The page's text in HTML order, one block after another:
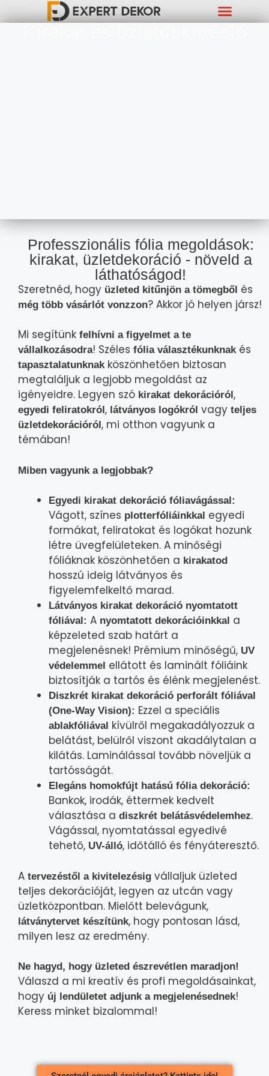
Professzionális fólia megoldások:
kirakat, üzletdekoráció - növeld a
láthatóságod!
Szeretnéd, hogy üzleted kitűnjön a tömegből és
még több vásárlót vonzzon? Akkor jó helyen jársz!
Mi segítünk felhívni a figyelmet a te
vállalkozásodra! Széles fólia választékunknakés
tapasztalatunknakköszönhetően biztosan
megtaláljuk a legjobb megoldást az
igényeidre. Legyen szó kirakat dekorációról,
egyedi feliratokról, látványos logókról vagy teljes
üzletdekorációról, mi otthon vagyunk a
témában!
Miben vagyunk a legjobbak?
Egyedi kirakat dekoráció fóliavágással:
Vágott, színes plotterfóliáinkkal egyedi
formákat, feliratokat és logókat hozunk
létre üvegfelületeken. A minőségi
fóliáknak köszönhetően a kirakatod
hosszú ideig látványos és
figyelemfelkeltő marad.
Látványos kirakat dekoráció nyomtatott
fóliával: A nyomtatott dekorációinkkal a
képzeleted szab határt a
megjelenésnek! Prémium minőségű, UV
védelemmel ellátott és laminált fóliáink
biztosítják a tartós és élénk megjelenést.
Diszkrét kirakat dekoráció perforált fóliával
(One-Way Vision): Ezzel a speciális
ablakfóliával kívülről megakadályozzuk a
belátást, belülről viszont akadálytalan a
kilátás. Laminálással tovább növeljük a
tartósságát.
Elegáns homokfújt hatású fólia dekoráció:
Bankok, irodák, éttermek kedvelt
választása a diszkrét belátásvédelemhez.
Vágással, nyomtatással egyedivé
tehető, UV-álló, időtálló és fényáteresztő.
A tervezéstől a kivitelezésig vállaljuk üzleted
teljes dekorációját, legyen az utcán vagy
üzletközpontban. Mielőtt belevágunk,
látványtervet készítünk, hogy pontosan lásd,
milyen lesz az eredmény.
Ne hagyd, hogy üzleted észrevétlen maradjon!
Válaszd a mi kreatív és profi megoldásainkat,
hogy új lendületet adjunk a megjelenésednek!
Keress minket bizalommal!